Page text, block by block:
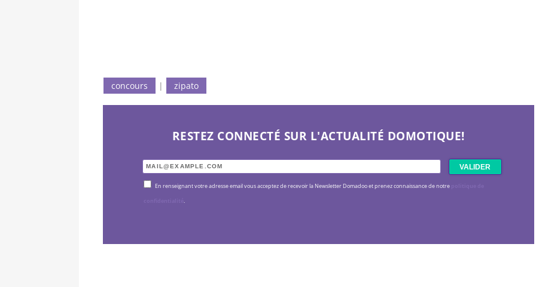
concours | zipato
RESTEZ CONNECTÉ SUR L'ACTUALITÉ DOMOTIQUE!
En renseignant votre adresse email vous acceptez de recevoir la Newsletter Domadoo et prenez connaissance de notre
.